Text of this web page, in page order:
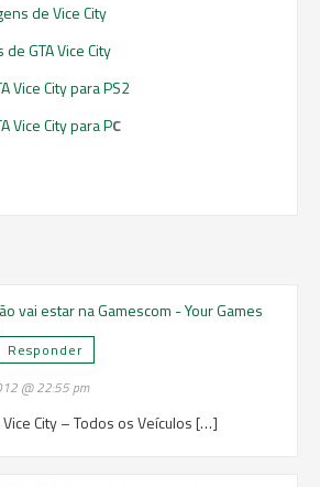
de Vice City
GTA Vice City
Vice City para PS2
Vice City para PC
vai estar na Gamescom - Your Games
Responder
@ 22:55 pm
City – Todos os Veículos […]